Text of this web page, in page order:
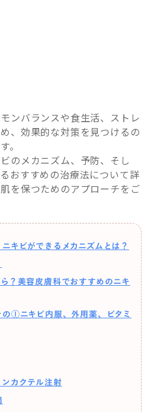
ンバランスや食生活、ストレ
、効果的な対策を見つけるの
。
のメカニズム、予防、そし
おすすめの治療法について詳
を保つためのアプローチをご
キビができるメカニズムとは？
？美容皮膚科でおすすめのニキ
①ニキビ内服、外用薬、ビタミ
カクテル注射